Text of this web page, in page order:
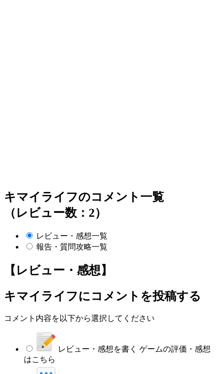
キマイライフのコメント一覧
（レビュー数：2）
レビュー・感想一覧
報告・質問攻略一覧
【レビュー・感想】
キマイライフにコメントを投稿する
コメント内容を以下から選択してください
レビュー・感想を書く ゲームの評価・感想
はこちら